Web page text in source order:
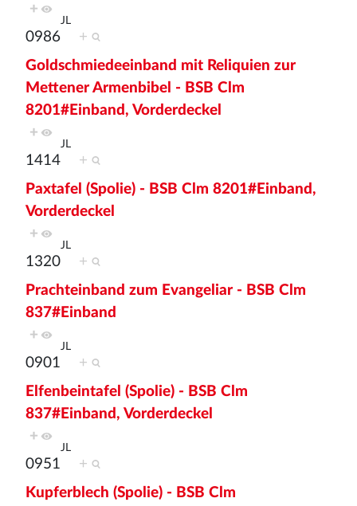
+
0986
JL
+
Goldschmiedeeinband mit Reliquien zur
Mettener Armenbibel - BSB Clm
8201#Einband, Vorderdeckel
+
1414
JL
+
Paxtafel (Spolie) - BSB Clm 8201#Einband,
Vorderdeckel
+
1320
JL
+
Prachteinband zum Evangeliar - BSB Clm
837#Einband
+
0901
JL
+
Elfenbeintafel (Spolie) - BSB Clm
837#Einband, Vorderdeckel
+
0951
JL
+
Kupferblech (Spolie) - BSB Clm